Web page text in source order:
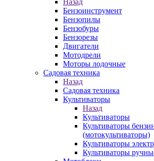
Назад
Бензоинструмент
Бензопилы
Бензобуры
Бензорезы
Двигатели
Мотодрели
Моторы лодочные
Садовая техника
Назад
Садовая техника
Культиваторы
Назад
Культиваторы
Культиваторы
(мотокультиваторы)
Культиваторы
Культиваторы